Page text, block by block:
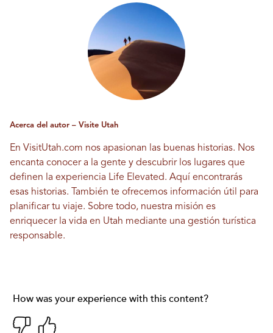
Acerca del autor – Visite Utah
En VisitUtah.com nos apasionan las buenas historias. Nos
encanta conocer a la gente y descubrir los lugares que
definen la experiencia Life Elevated. Aquí encontrarás
esas historias. También te ofrecemos información útil para
planificar tu viaje. Sobre todo, nuestra misión es
enriquecer la vida en Utah mediante una gestión turística
responsable.